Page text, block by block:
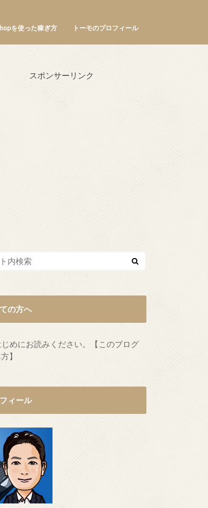
を使った稼ぎ方 トーモのプロフィール
スポンサーリンク
の方へ
じめにお読みください。【このブログ
】
ィール